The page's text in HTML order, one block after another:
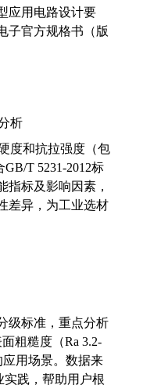
应用电路设计要
子官方规格书（版
析
度和抗拉强度（包
T 5231-2012标
指标及影响因素，
差异，为工业选材
级标准，重点分析
粗糙度（Ra 3.2-
用场景。数据来
实践，帮助用户根